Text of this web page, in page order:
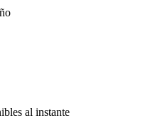
al instante